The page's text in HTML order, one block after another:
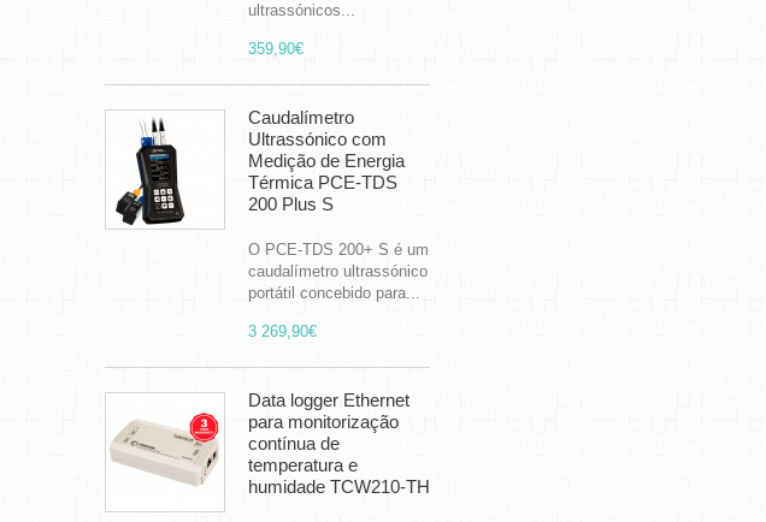
ultrassónicos...
359,90€
Caudalímetro
Ultrassónico com
Medição de Energia
Térmica PCE-TDS
200 Plus S
O PCE-TDS 200+ S é um
caudalímetro ultrassónico
portátil concebido para...
3 269,90€
Data logger Ethernet
para monitorização
contínua de
temperatura e
humidade TCW210-TH